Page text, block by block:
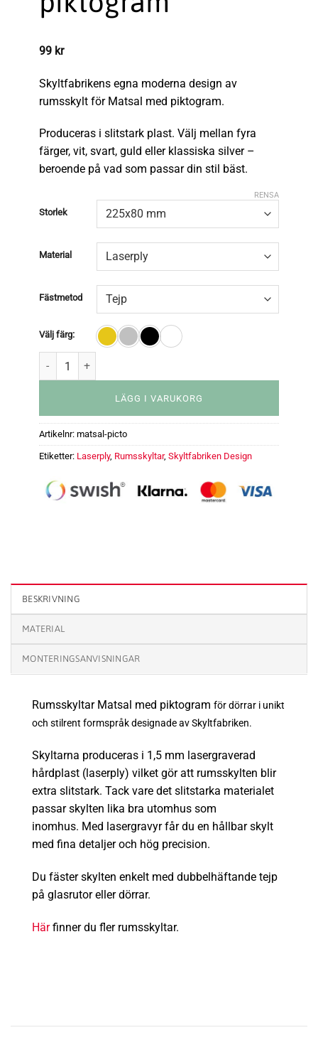
99 kr
Skyltfabrikens egna moderna design av
rumsskylt för Matsal med piktogram.
Produceras i slitstark plast. Välj mellan fyra
färger, vit, svart, guld eller klassiska silver –
beroende på vad som passar din stil bäst.
Storlek
Material
Fästmetod
Välj färg:
RENSA
LÄGG I VARUKORG
Artikelnr: matsal-picto
Etiketter: Laserply, Rumsskyltar, Skyltfabriken Design
BESKRIVNING
MATERIAL
MONTERINGSANVISNINGAR
Rumsskyltar Matsal med piktogram för dörrar i unikt
och stilrent formspråk designade av Skyltfabriken.
Skyltarna produceras i 1,5 mm lasergraverad
hårdplast (laserply) vilket gör att rumsskylten blir
extra slitstark. Tack vare det slitstarka materialet
passar skylten lika bra utomhus som
inomhus. Med lasergravyr får du en hållbar skylt
med fina detaljer och hög precision.
Du fäster skylten enkelt med dubbelhäftande tejp
på glasrutor eller dörrar.
Här finner du fler rumsskyltar.